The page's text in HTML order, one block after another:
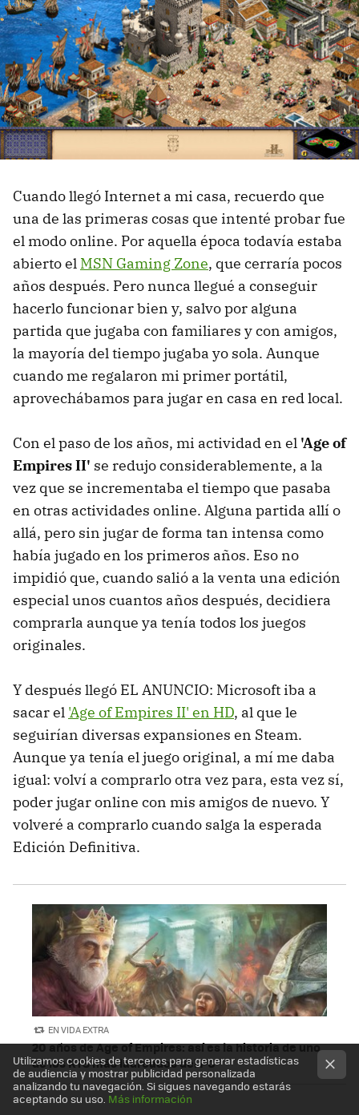
Cuando llegó Internet a mi casa, recuerdo que
una de las primeras cosas que intenté probar fue
el modo online. Por aquella época todavía estaba
abierto el MSN Gaming Zone, que cerraría pocos
años después. Pero nunca llegué a conseguir
hacerlo funcionar bien y, salvo por alguna
partida que jugaba con familiares y con amigos,
la mayoría del tiempo jugaba yo sola. Aunque
cuando me regalaron mi primer portátil,
aprovechábamos para jugar en casa en red local.
Con el paso de los años, mi actividad en el 'Age of
Empires II' se redujo considerablemente, a la
vez que se incrementaba el tiempo que pasaba
en otras actividades online. Alguna partida allí o
allá, pero sin jugar de forma tan intensa como
había jugado en los primeros años. Eso no
impidió que, cuando salió a la venta una edición
especial unos cuantos años después, decidiera
comprarla aunque ya tenía todos los juegos
originales.
Y después llegó EL ANUNCIO: Microsoft iba a
sacar el 'Age of Empires II' en HD, al que le
seguirían diversas expansiones en Steam.
Aunque ya tenía el juego original, a mí me daba
igual: volví a comprarlo otra vez para, esta vez sí,
poder jugar online con mis amigos de nuevo. Y
volveré a comprarlo cuando salga la esperada
Edición Definitiva.
EN VIDA EXTRA
20 años de Age of Empires: así es la historia de uno
de los RTS más laureados del PC
Utilizamos cookies de terceros para generar estadísticas
de audiencia y mostrar publicidad personalizada
analizando tu navegación. Si sigues navegando estarás
aceptando su uso. Más información